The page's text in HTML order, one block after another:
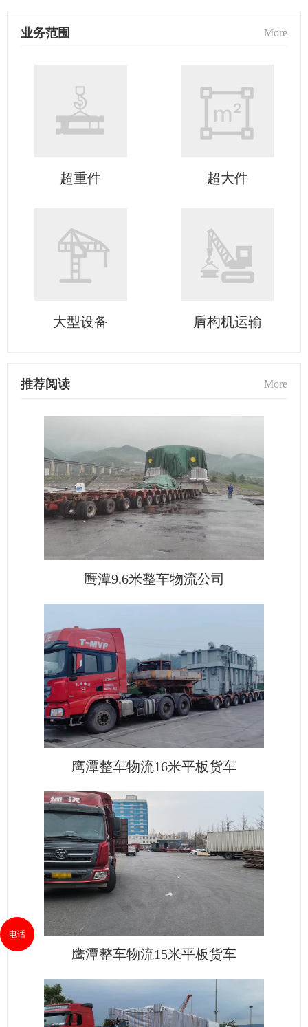
业务范围 More
超重件 超大件
大型设备 盾构机运输
推荐阅读 More
鹰潭9.6米整车物流公司
鹰潭整车物流16米平板货车
鹰潭整车物流15米平板货车
电话